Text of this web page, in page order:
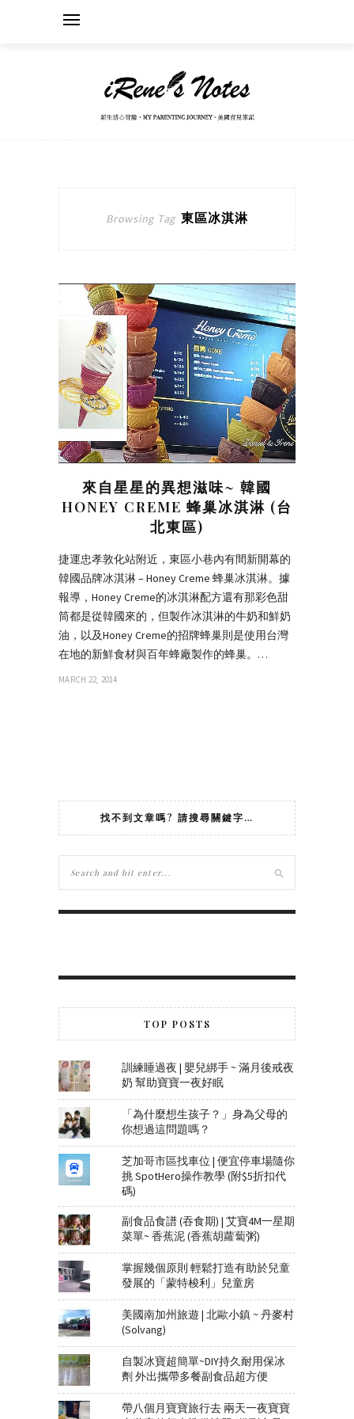
Browsing Tag 東區冰淇淋
來自星星的異想滋味~ 韓國
HONEY CREME 蜂巢冰淇淋 (台
北東區)
捷運忠孝敦化站附近，東區小巷內有間新開幕的
韓國品牌冰淇淋 – Honey Creme 蜂巢冰淇淋。據
報導，Honey Creme的冰淇淋配方還有那彩色甜
筒都是從韓國來的，但製作冰淇淋的牛奶和鮮奶
油，以及Honey Creme的招牌蜂巢則是使用台灣
在地的新鮮食材與百年蜂廠製作的蜂巢。…
MARCH 22, 2014
找不到文章嗎? 請搜尋關鍵字…
TOP POSTS
訓練睡過夜 | 嬰兒綁手 ~ 滿月後戒夜
奶 幫助寶寶一夜好眠
「為什麼想生孩子？」身為父母的
你想過這問題嗎？
芝加哥市區找車位 | 便宜停車場隨你
挑 SpotHero操作教學 (附$5折扣代
碼)
副食品食譜 (吞食期) | 艾寶4M一星期
菜單~ 香蕉泥 (香蕉胡蘿蔔粥)
掌握幾個原則 輕鬆打造有助於兒童
發展的「蒙特梭利」兒童房
美國南加州旅遊 | 北歐小鎮 ~ 丹麥村
(Solvang)
自製冰寶超簡單~DIY持久耐用保冰
劑 外出攜帶多餐副食品超方便
帶八個月寶寶旅行去 兩天一夜寶寶